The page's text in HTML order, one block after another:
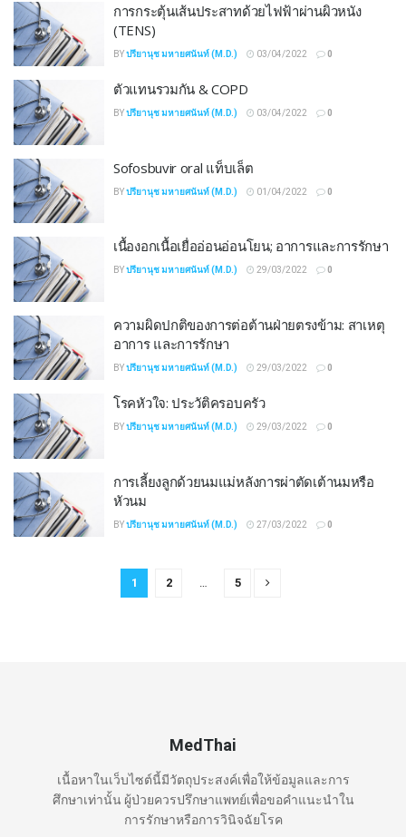
การกระตุ้นเส้นประสาทด้วยไฟฟ้าผ่านผิวหนัง
(TENS)
BYปรียานุช มหายศนันท์ (M.D.) 03/04/2022 0
ตัวแทนรวมกัน & COPD
BYปรียานุช มหายศนันท์ (M.D.) 03/04/2022 0
Sofosbuvir oral แท็บเล็ต
BYปรียานุช มหายศนันท์ (M.D.) 01/04/2022 0
เนื้องอกเนื้อเยื่ออ่อนอ่อนโยน; อาการและการรักษา
BYปรียานุช มหายศนันท์ (M.D.) 29/03/2022 0
ความผิดปกติของการต่อต้านฝ่ายตรงข้าม: สาเหตุ
อาการ และการรักษา
BYปรียานุช มหายศนันท์ (M.D.) 29/03/2022 0
โรคหัวใจ: ประวัติครอบครัว
BYปรียานุช มหายศนันท์ (M.D.) 29/03/2022 0
การเลี้ยงลูกด้วยนมแม่หลังการผ่าตัดเต้านมหรือ
หัวนม
BYปรียานุช มหายศนันท์ (M.D.) 27/03/2022 0
1 2 … 5
MedThai
เนื้อหาในเว็บไซต์นี้มีวัตถุประสงค์เพื่อให้ข้อมูลและการ
ศึกษาเท่านั้น ผู้ป่วยควรปรึกษาแพทย์เพื่อขอคำแนะนำใน
การรักษาหรือการวินิจฉัยโรค